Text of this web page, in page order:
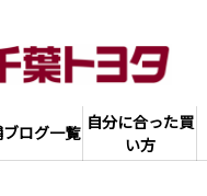
ブログ一覧 自分に合った買
い方